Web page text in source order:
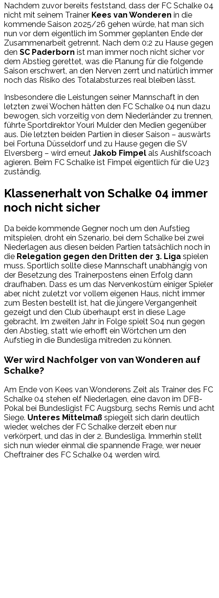
Nachdem zuvor bereits feststand, dass der FC Schalke 04
nicht mit seinem Trainer Kees van Wonderen in die
kommende Saison 2025/26 gehen würde, hat man sich
nun vor dem eigentlich im Sommer geplanten Ende der
Zusammenarbeit getrennt. Nach dem 0:2 zu Hause gegen
den SC Paderborn ist man immer noch nicht sicher vor
dem Abstieg gerettet, was die Planung für die folgende
Saison erschwert, an den Nerven zerrt und natürlich immer
noch das Risiko des Totalabsturzes real bleiben lässt.
Insbesondere die Leistungen seiner Mannschaft in den
letzten zwei Wochen hätten den FC Schalke 04 nun dazu
bewogen, sich vorzeitig von dem Niederländer zu trennen,
führte Sportdirektor Youri Mulder den Medien gegenüber
aus. Die letzten beiden Partien in dieser Saison – auswärts
bei Fortuna Düsseldorf und zu Hause gegen die SV
Elversberg – wird erneut Jakob Fimpel als Aushilfscoach
agieren. Beim FC Schalke ist Fimpel eigentlich für die U23
zuständig.
Klassenerhalt von Schalke 04 immer
noch nicht sicher
Da beide kommende Gegner noch um den Aufstieg
mitspielen, droht ein Szenario, bei dem Schalke bei zwei
Niederlagen aus diesen beiden Partien tatsächlich noch in
die Relegation gegen den Dritten der 3. Liga spielen
muss. Sportlich sollte diese Mannschaft unabhängig von
der Besetzung des Trainerpostens einen Erfolg dann
draufhaben. Dass es um das Nervenkostüm einiger Spieler
aber, nicht zuletzt vor vollem eigenen Haus, nicht immer
zum Besten bestellt ist, hat die jüngere Vergangenheit
gezeigt und den Club überhaupt erst in diese Lage
gebracht. Im zweiten Jahr in Folge spielt S04 nun gegen
den Abstieg, statt wie erhofft ein Wörtchen um den
Aufstieg in die Bundesliga mitreden zu können.
Wer wird Nachfolger von van Wonderen auf
Schalke?
Am Ende von Kees van Wonderens Zeit als Trainer des FC
Schalke 04 stehen elf Niederlagen, eine davon im DFB-
Pokal bei Bundesligist FC Augsburg, sechs Remis und acht
Siege. Unteres Mittelmaß spiegelt sich darin deutlich
wieder, welches der FC Schalke derzeit eben nur
verkörpert, und das in der 2. Bundesliga. Immerhin stellt
sich nun wieder einmal die spannende Frage, wer neuer
Cheftrainer des FC Schalke 04 werden wird.